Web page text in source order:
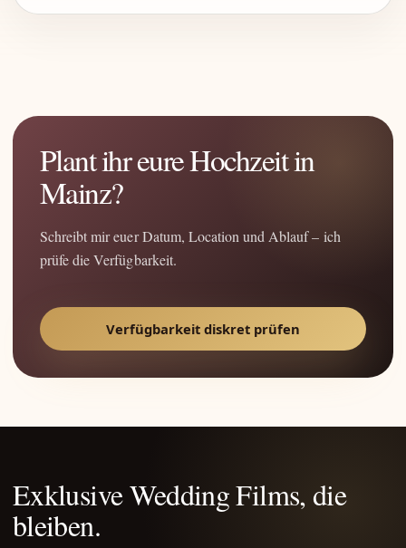
Plant ihr eure Hochzeit in
Mainz?
Schreibt mir euer Datum, Location und Ablauf – ich
prüfe die Verfügbarkeit.
Verfügbarkeit diskret prüfen
Exklusive Wedding Films, die
bleiben.